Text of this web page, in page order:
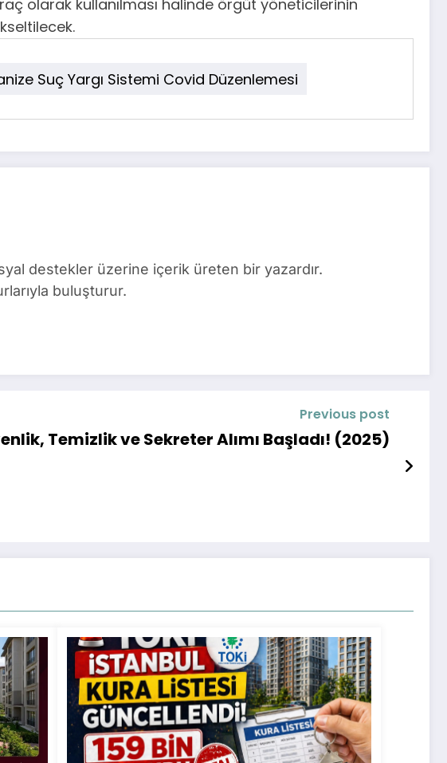
olarak kullanılması halinde örgüt yöneticilerinin
Suç Yargı Sistemi Covid Düzenlemesi
destekler üzerine içerik üreten bir yazardır.
buluşturur.
Previous post
Temizlik ve Sekreter Alımı Başladı! (2025)